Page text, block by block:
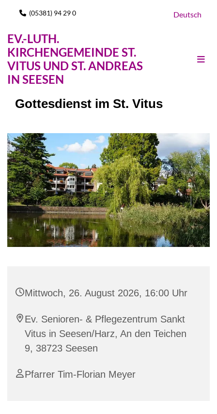
 (05381) 94 29 0 Deutsch
EV.-LUTH.
KIRCHENGEMEINDE ST.
VITUS UND ST. ANDREAS
IN SEESEN
Gottesdienst im St. Vitus
Mittwoch, 26. August 2026, 16:00 Uhr
Ev. Senioren- & Pflegezentrum Sankt
Vitus in Seesen/Harz, An den Teichen
9, 38723 Seesen
Pfarrer Tim-Florian Meyer